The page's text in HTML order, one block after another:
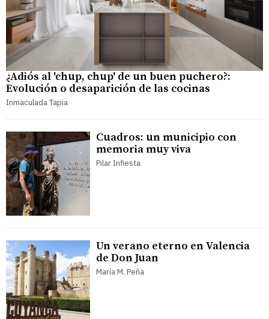
¿Adiós al 'chup, chup' de un buen puchero?:
Evolución o desaparición de las cocinas
Inmaculada Tapia
Cuadros: un municipio con
memoria muy viva
Pilar Infiesta
Un verano eterno en Valencia
de Don Juan
María M. Peña